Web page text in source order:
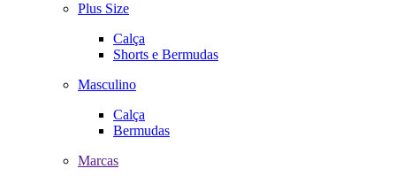
Plus Size
Calça
Shorts e Bermudas
Masculino
Calça
Bermudas
Marcas